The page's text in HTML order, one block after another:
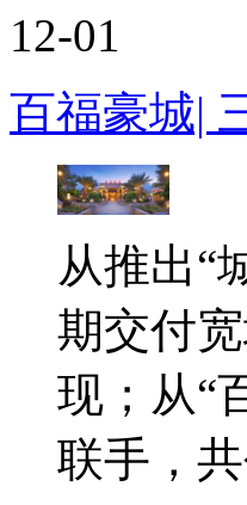
12-01
百福豪城|
从推出“
期交付
现；从“
联手，